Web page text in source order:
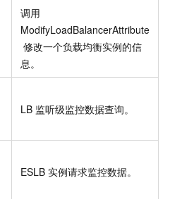
调用
ModifyLoadBalancerAttribute
修改一个负载均衡实例的信
息。
LB 监听级监控数据查询。
ESLB 实例请求监控数据。